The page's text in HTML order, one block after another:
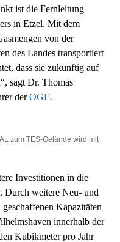
ist die Fernleitung
in Etzel. Mit dem
von der
des Landes transportiert
dass sie zukünftig auf
sagt Dr. Thomas
derOGE.
zum TES-Gelände wird mit
Investitionen in die
Durch weitere Neu- und
Kapazitäten
innerhalb der
Kubikmeter pro Jahr